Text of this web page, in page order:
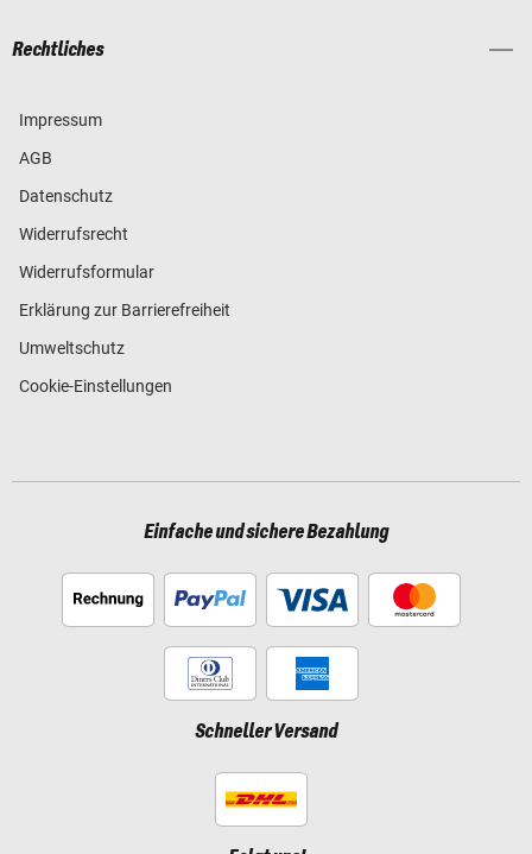
Rechtliches
Impressum
AGB
Datenschutz
Widerrufsrecht
Widerrufsformular
Erklärung zur Barrierefreiheit
Umweltschutz
Cookie-Einstellungen
Einfache und sichere Bezahlung
Schneller Versand